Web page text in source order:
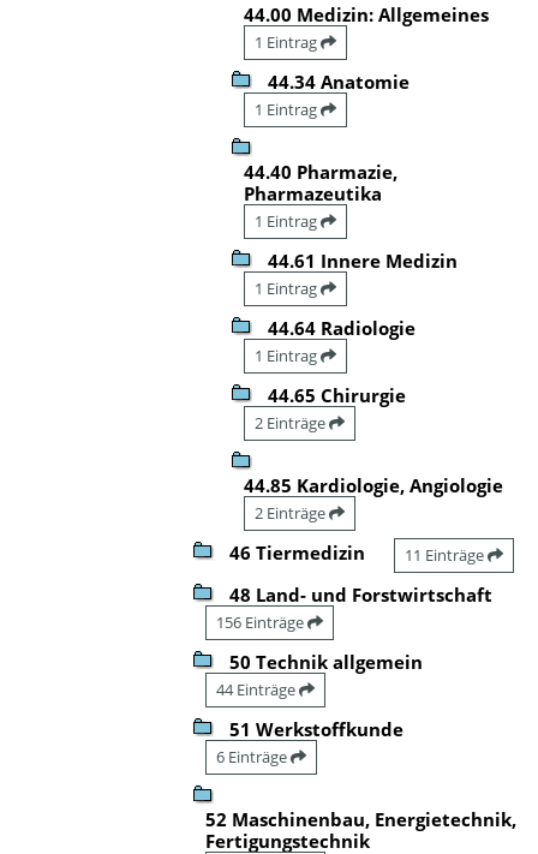
44.00 Medizin: Allgemeines
1 Eintrag
44.34 Anatomie
1 Eintrag
44.40 Pharmazie,
Pharmazeutika
1 Eintrag
44.61 Innere Medizin
1 Eintrag
44.64 Radiologie
1 Eintrag
44.65 Chirurgie
2 Einträge
44.85 Kardiologie, Angiologie
2 Einträge
46 Tiermedizin 11 Einträge
48 Land- und Forstwirtschaft
156 Einträge
50 Technik allgemein
44 Einträge
51 Werkstoffkunde
6 Einträge
52 Maschinenbau, Energietechnik,
Fertigungstechnik